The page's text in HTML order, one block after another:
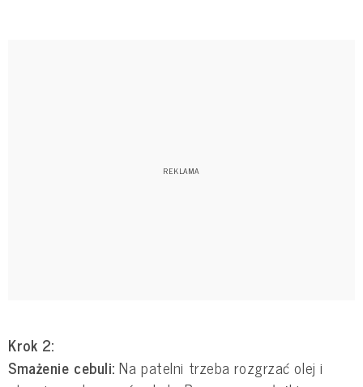
Krok 2:
Smażenie cebuli: Na patelni trzeba rozgrzać olej i